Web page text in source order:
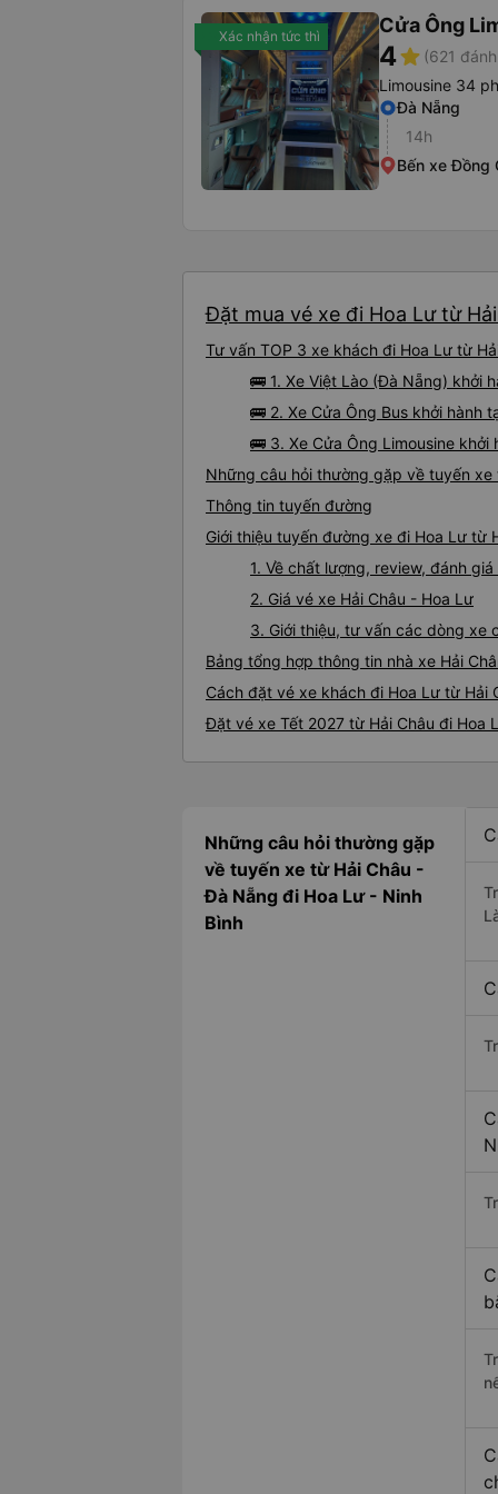
Xác nhận tức thì Cửa Ông
4star (621
Limousine 34
Đà Nẵng
14h
Bến xe Đồng
Đặt mua vé xe đi Hoa Lư từ
Tư vấn TOP 3 xe khách đi Hoa Lư từ
🚌 1. Xe Việt Lào (Đà Nẵng) khởi
🚌 2. Xe Cửa Ông Bus khởi hành
🚌 3. Xe Cửa Ông Limousine
Những câu hỏi thường gặp về tuyến xe
Thông tin tuyến đường
Giới thiệu tuyến đường xe đi Hoa Lư từ
1. Về chất lượng, review, đánh
2. Giá vé xe Hải Châu - Hoa Lư
3. Giới thiệu, tư vấn các dòng xe
Bảng tổng hợp thông tin nhà xe Hải
Cách đặt vé xe khách đi Hoa Lư từ Hải
Đặt vé xe Tết 2027 từ Hải Châu đi Hoa
Những câu hỏi thường gặp
về tuyến xe từ Hải Châu -
Đà Nẵng đi Hoa Lư - Ninh
Bình